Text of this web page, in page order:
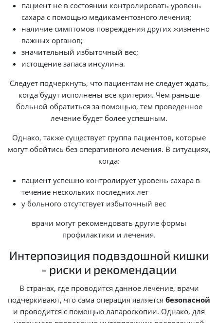
пациент не в состоянии контролировать уровень
сахара с помощью медикаментозного лечения;
наличие симптомов повреждения других жизненно
важных органов;
значительный избыточный вес;
истощение запаса инсулина.
Следует подчеркнуть, что пациентам не следует ждать,
когда будут исполнены все критерия. Чем раньше
больной обратиться за помощью, тем проведенное
лечение будет более успешным.
Однако, также существует группа пациентов, которые
могут обойтись без оперативного лечения. В ситуациях,
когда:
пациент успешно контролирует уровень сахара в
течение нескольких последних лет
у больного отсутствует избыточный вес
врачи могут рекомендовать другие формы
профилактики и лечения.
Интерпозиция подвздошной кишки
- риски и рекомендации
В странах, где проводится данное лечение, врачи
подчеркивают, что сама операция является безопасной
и проводится с помощью лапароскопии. Однако, для